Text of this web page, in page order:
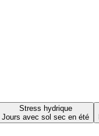
Stress hydrique
Jours avec sol sec en été